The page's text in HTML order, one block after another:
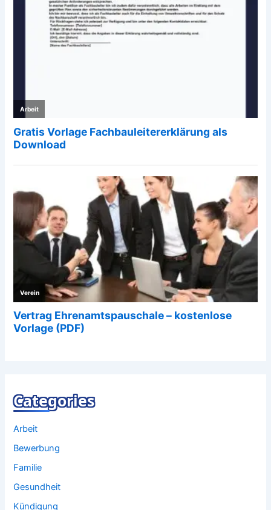
Categories
Arbeit
Bewerbung
Familie
Gesundheit
Kündigung